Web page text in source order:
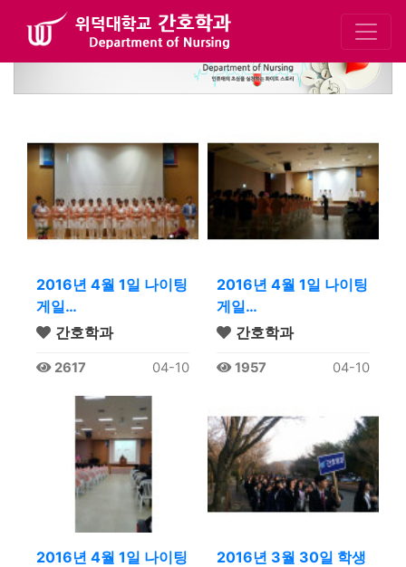
2016년 4월 1일 나이팅
게일…
간호학과
2617 04-10
2016년 4월 1일 나이팅
게일…
간호학과
1957 04-10
2016년 4월 1일 나이팅
2016년 3월 30일 학생